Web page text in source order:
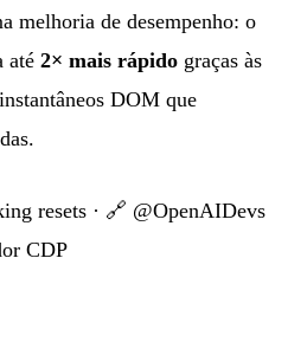
melhoria de desempenho: o
até 2× mais rápido graças às
DOM que
resets · 🔗 @OpenAIDevs
CDP